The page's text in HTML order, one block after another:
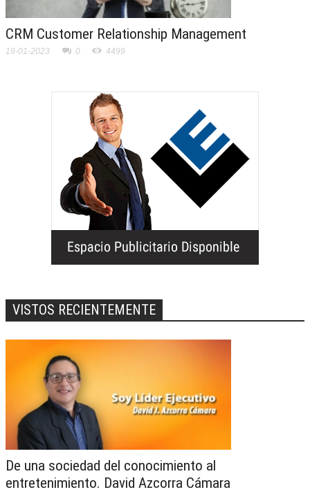
CRM Customer Relationship Management
19-01-2023 0 4499
VISTOS RECIENTEMENTE
De una sociedad del conocimiento al
entretenimiento. David Azcorra Cámara